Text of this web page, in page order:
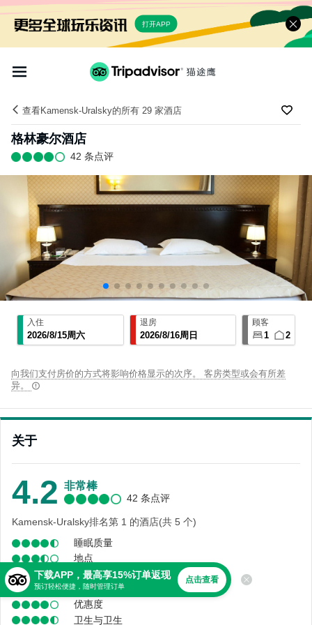
打开APP
查看Kamensk-Uralsky的所有 29 家酒店
格林豪尔酒店
42 条点评
向我们支付房价的方式将影响价格显示的次序。 客房类型或会有所差
异。
入住
2026/8/15周六
退房
2026/8/16周日
顾客
1 2
关于
4.2 非常棒
42 条点评
Kamensk-Uralsky排名第 1 的酒店(共 5 个)
睡眠质量
地点
舒适度
服务
优惠度
卫生与卫生
下载APP，最高享15%订单返现
预订轻松便捷，随时管理订单
点击查看